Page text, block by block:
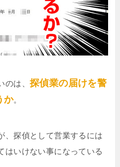
のは、 探偵業の届けを警
か。
、探偵として営業するには
はいけない事になっている